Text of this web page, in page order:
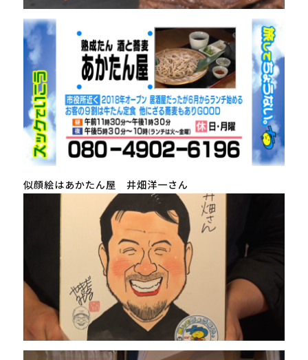
似顔絵はあかたん屋 井畑洋一さん